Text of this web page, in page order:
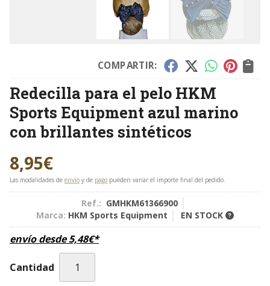
COMPARTIR:
Redecilla para el pelo HKM
Sports Equipment azul marino
con brillantes sintéticos
8,95€
Las modalidades de envío y de pago pueden variar el importe final del pedido.
Ref.: GMHKM61366900
Marca: HKM Sports Equipment EN STOCK
envío desde5,48€*
Cantidad